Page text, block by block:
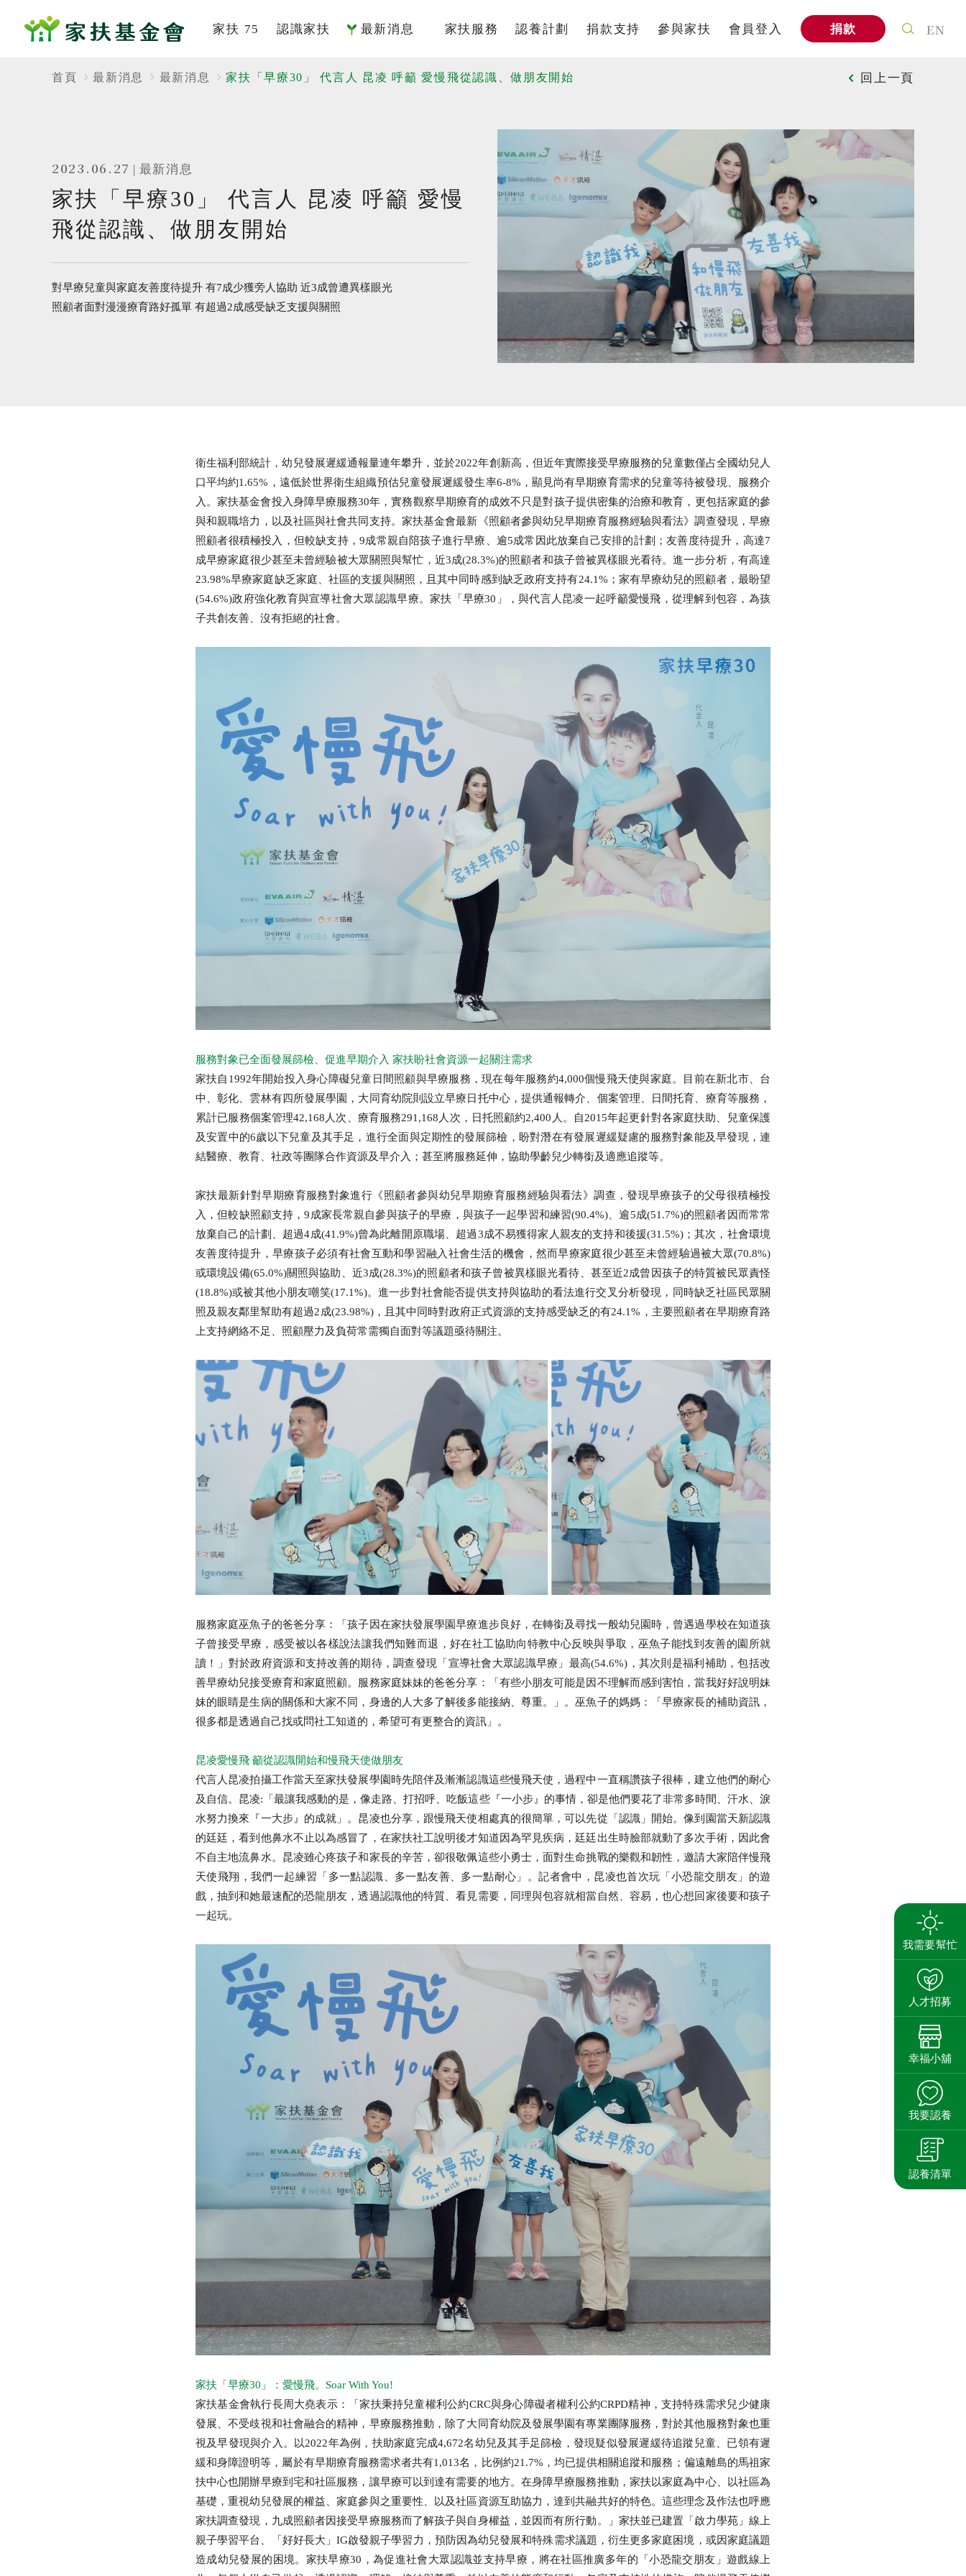
家扶 75 認識家扶
歷史沿革
影音專區
最新消息 家扶服務 認養計劃 捐款支持
捐款 Q&A
參與家扶
家扶教育館
企業專區
與我們合作
會員登入 捐款 EN
全文檢索
熱門關鍵字 用愛包圍 公益 義賣品 無窮 兒童保護 認養
回上一頁
首頁 最新消息 最新消息 家扶「早療30」 代言人 昆凌 呼籲 愛慢飛從認識、做朋友開始
2023.06.27 | 最新消息
家扶「早療30」 代言人 昆凌 呼籲 愛慢
飛從認識、做朋友開始
對早療兒童與家庭友善度待提升 有7成少獲旁人協助 近3成曾遭異樣眼光
照顧者面對漫漫療育路好孤單 有超過2成感受缺乏支援與關照
衛生福利部統計，幼兒發展遲緩通報量連年攀升，並於2022年創新高，但近年實際接受早療服務的兒童數僅占全國幼兒人
口平均約1.65%，遠低於世界衛生組織預估兒童發展遲緩發生率6-8%，顯見尚有早期療育需求的兒童等待被發現、服務介
入。家扶基金會投入身障早療服務30年，實務觀察早期療育的成效不只是對孩子提供密集的治療和教育，更包括家庭的參
與和親職培力，以及社區與社會共同支持。家扶基金會最新《照顧者參與幼兒早期療育服務經驗與看法》調查發現，早療
照顧者很積極投入，但較缺支持，9成常親自陪孩子進行早療、逾5成常因此放棄自己安排的計劃；友善度待提升，高達7
成早療家庭很少甚至未曾經驗被大眾關照與幫忙，近3成(28.3%)的照顧者和孩子曾被異樣眼光看待。進一步分析，有高達
23.98%早療家庭缺乏家庭、社區的支援與關照，且其中同時感到缺乏政府支持有24.1%；家有早療幼兒的照顧者，最盼望
(54.6%)政府強化教育與宣導社會大眾認識早療。家扶「早療30」，與代言人昆凌一起呼籲愛慢飛，從理解到包容，為孩
子共創友善、沒有拒絕的社會。
服務對象已全面發展篩檢、促進早期介入 家扶盼社會資源一起關注需求
家扶自1992年開始投入身心障礙兒童日間照顧與早療服務，現在每年服務約4,000個慢飛天使與家庭。目前在新北市、台
中、彰化、雲林有四所發展學園，大同育幼院則設立早療日托中心，提供通報轉介、個案管理、日間托育、療育等服務，
累計已服務個案管理42,168人次、療育服務291,168人次，日托照顧約2,400人。自2015年起更針對各家庭扶助、兒童保護
及安置中的6歲以下兒童及其手足，進行全面與定期性的發展篩檢，盼對潛在有發展遲緩疑慮的服務對象能及早發現，連
結醫療、教育、社政等團隊合作資源及早介入；甚至將服務延伸，協助學齡兒少轉銜及適應追蹤等。
家扶最新針對早期療育服務對象進行《照顧者參與幼兒早期療育服務經驗與看法》調查，發現早療孩子的父母很積極投
入，但較缺照顧支持，9成家長常親自參與孩子的早療，與孩子一起學習和練習(90.4%)、逾5成(51.7%)的照顧者因而常常
放棄自己的計劃、超過4成(41.9%)曾為此離開原職場、超過3成不易獲得家人親友的支持和後援(31.5%)；其次，社會環境
友善度待提升，早療孩子必須有社會互動和學習融入社會生活的機會，然而早療家庭很少甚至未曾經驗過被大眾(70.8%)
或環境設備(65.0%)關照與協助、近3成(28.3%)的照顧者和孩子曾被異樣眼光看待、甚至近2成曾因孩子的特質被民眾責怪
(18.8%)或被其他小朋友嘲笑(17.1%)。進一步對社會能否提供支持與協助的看法進行交叉分析發現，同時缺乏社區民眾關
照及親友鄰里幫助有超過2成(23.98%)，且其中同時對政府正式資源的支持感受缺乏的有24.1%，主要照顧者在早期療育路
上支持網絡不足、照顧壓力及負荷常需獨自面對等議題亟待關注。
服務家庭巫魚子的爸爸分享：「孩子因在家扶發展學園早療進步良好，在轉銜及尋找一般幼兒園時，曾遇過學校在知道孩
子曾接受早療，感受被以各樣說法讓我們知難而退，好在社工協助向特教中心反映與爭取，巫魚子能找到友善的園所就
讀！」對於政府資源和支持改善的期待，調查發現「宣導社會大眾認識早療」最高(54.6%)，其次則是福利補助，包括改
善早療幼兒接受療育和家庭照顧。服務家庭妹妹的爸爸分享：「有些小朋友可能是因不理解而感到害怕，當我好好說明妹
妹的眼睛是生病的關係和大家不同，身邊的人大多了解後多能接納、尊重。」。巫魚子的媽媽：「早療家長的補助資訊，
很多都是透過自己找或問社工知道的，希望可有更整合的資訊」。
昆凌愛慢飛 籲從認識開始和慢飛天使做朋友
代言人昆凌拍攝工作當天至家扶發展學園時先陪伴及漸漸認識這些慢飛天使，過程中一直稱讚孩子很棒，建立他們的耐心
及自信。昆凌:「最讓我感動的是，像走路、打招呼、吃飯這些『一小步』的事情，卻是他們要花了非常多時間、汗水、淚
水努力換來『一大步』的成就」。昆凌也分享，跟慢飛天使相處真的很簡單，可以先從「認識」開始。像到園當天新認識
的廷廷，看到他鼻水不止以為感冒了，在家扶社工說明後才知道因為罕見疾病，廷廷出生時臉部就動了多次手術，因此會
不自主地流鼻水。昆凌雖心疼孩子和家長的辛苦，卻很敬佩這些小勇士，面對生命挑戰的樂觀和韌性，邀請大家陪伴慢飛
天使飛翔，我們一起練習「多一點認識、多一點友善、多一點耐心」。記者會中，昆凌也首次玩「小恐龍交朋友」的遊
戲，抽到和她最速配的恐龍朋友，透過認識他的特質、看見需要，同理與包容就相當自然、容易，也心想回家後要和孩子
一起玩。
家扶「早療30」：愛慢飛。Soar With You!
家扶基金會執行長周大堯表示：「家扶秉持兒童權利公約CRC與身心障礙者權利公約CRPD精神，支持特殊需求兒少健康
發展、不受歧視和社會融合的精神，早療服務推動，除了大同育幼院及發展學園有專業團隊服務，對於其他服務對象也重
視及早發現與介入。以2022年為例，扶助家庭完成4,672名幼兒及其手足篩檢，發現疑似發展遲緩待追蹤兒童、已領有遲
緩和身障證明等，屬於有早期療育服務需求者共有1,013名，比例約21.7%，均已提供相關追蹤和服務；偏遠離島的馬祖家
扶中心也開辦早療到宅和社區服務，讓早療可以到達有需要的地方。在身障早療服務推動，家扶以家庭為中心、以社區為
基礎，重視幼兒發展的權益、家庭參與之重要性、以及社區資源互助協力，達到共融共好的特色。這些理念及作法也呼應
家扶調查發現，九成照顧者因接受早療服務而了解孩子與自身權益，並因而有所行動。」家扶並已建置「啟力學苑」線上
親子學習平台、「好好長大」IG啟發親子學習力，預防因為幼兒發展和特殊需求議題，衍生更多家庭困境，或因家庭議題
造成幼兒發展的困境。家扶早療30，為促進社會大眾認識並支持早療，將在社區推廣多年的「小恐龍交朋友」遊戲線上
我需要幫忙
人才招募
幸福小舖
我要認養
認養清單